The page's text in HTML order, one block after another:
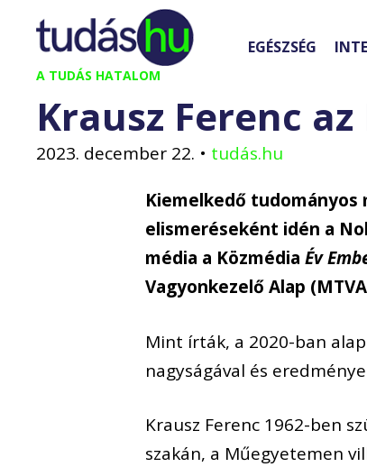
Kilépés
tartalomba
A TUDÁS HATALOM
EGÉSZSÉG
Krausz Ferenc az
2023. december 22. • tudás.hu
Kiemelkedő tudományos
elismeréseként idén a
média a KözmédiaÉv
Vagyonkezelő Alap
Mint írták, a 2020-ban
nagyságával és
Krausz Ferenc 1962-ben
szakán, a Műegyetemen